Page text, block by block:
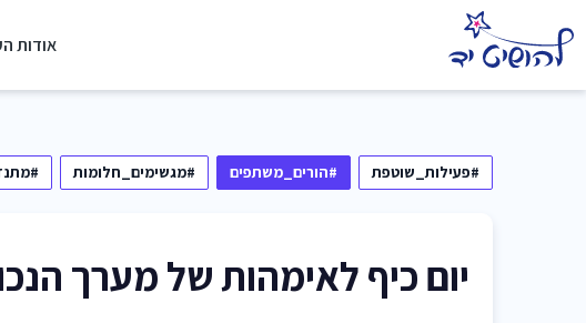
אודות
#פעילות_שוטפת #הורים_משתפים #מגשימים_חלומות
יום כיף לאימהות של מערך